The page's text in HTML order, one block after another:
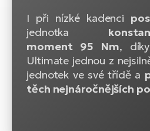
I při nízké kadenci
jednotka
moment 95 Nm,
Ultimate jednou z
jednotek ve své třídě a
těch nejnáročnějších